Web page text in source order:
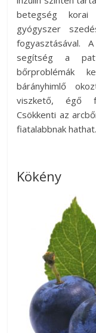
betegség
gyógyszer
fogyasztásával.
segítség a
bőrproblémák
bárányhimlő
viszkető, égő
Csökkenti az
fiatalabbnak hathat.
Kökény